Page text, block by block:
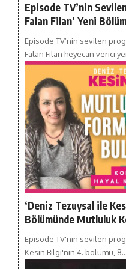
Episode TV’nin
Falan Filan’ Yeni
Episode TV’nin sevilen
Falan Filan heyecan verici
‘Deniz Tezuysal ile
Bölümünde Mutluluk
Episode TV'nin sevilen
Kesin Bilgi'nin 4. bölümü, 8…